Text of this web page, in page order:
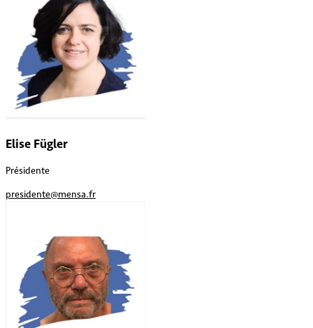
Elise Fügler
Présidente
presidente@mensa.fr